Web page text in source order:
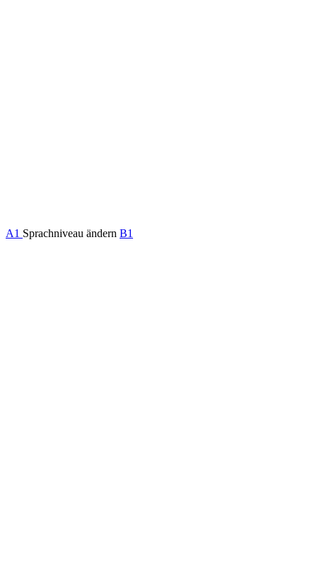
A1 Sprachniveau ändern B1